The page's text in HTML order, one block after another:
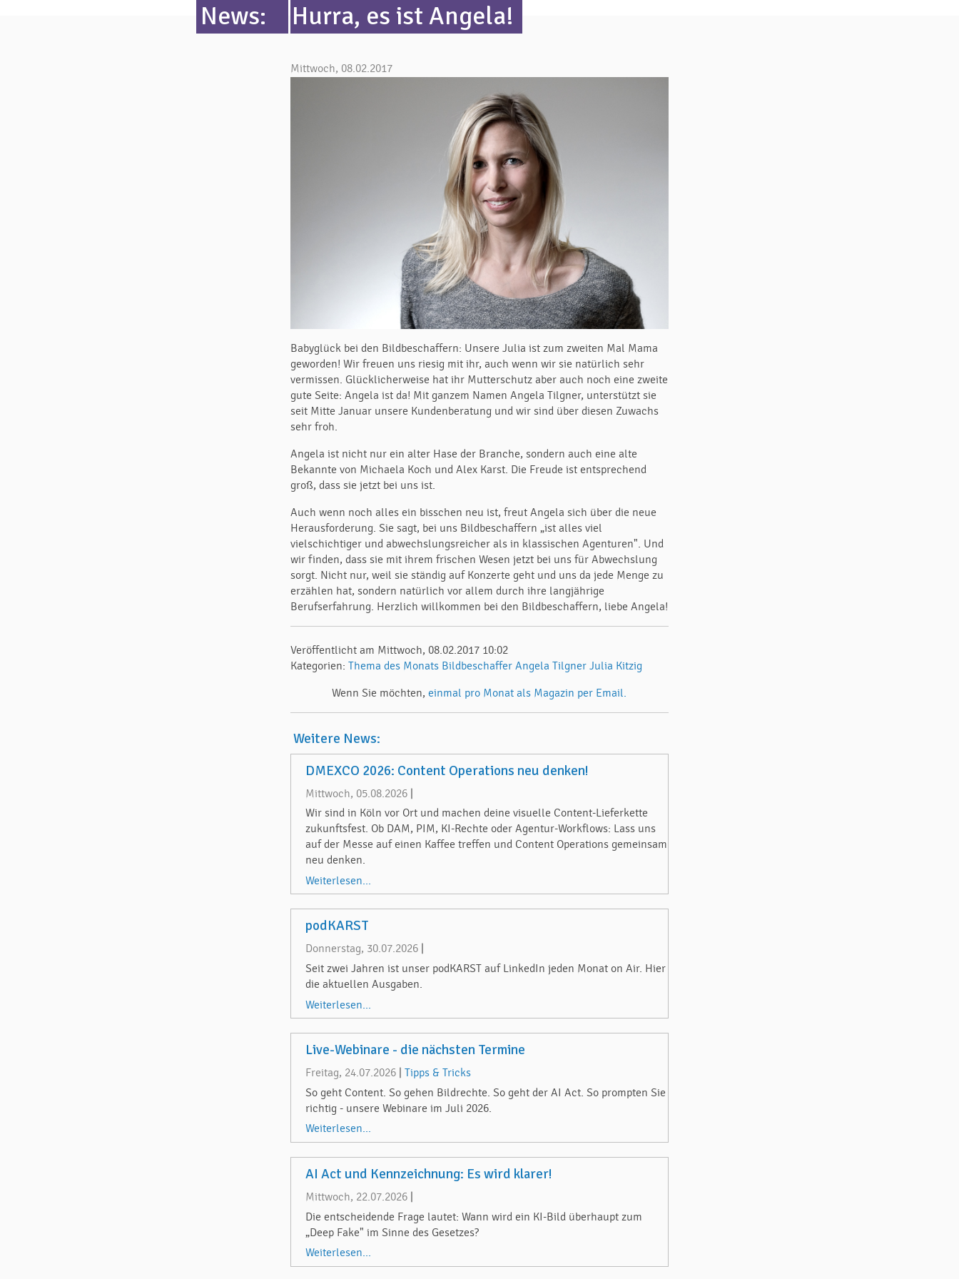
News: Hurra, es ist Angela!
Mittwoch, 08.02.2017
Babyglück bei den Bildbeschaffern: Unsere Julia ist zum zweiten Mal Mama
geworden! Wir freuen uns riesig mit ihr, auch wenn wir sie natürlich sehr
vermissen. Glücklicherweise hat ihr Mutterschutz aber auch noch eine zweite
gute Seite: Angela ist da! Mit ganzem Namen Angela Tilgner, unterstützt sie
seit Mitte Januar unsere Kundenberatung und wir sind über diesen Zuwachs
sehr froh.
Angela ist nicht nur ein alter Hase der Branche, sondern auch eine alte
Bekannte von Michaela Koch und Alex Karst. Die Freude ist entsprechend
groß, dass sie jetzt bei uns ist.
Auch wenn noch alles ein bisschen neu ist, freut Angela sich über die neue
Herausforderung. Sie sagt, bei uns Bildbeschaffern „ist alles viel
vielschichtiger und abwechslungsreicher als in klassischen Agenturen". Und
wir finden, dass sie mit ihrem frischen Wesen jetzt bei uns für Abwechslung
sorgt. Nicht nur, weil sie ständig auf Konzerte geht und uns da jede Menge zu
erzählen hat, sondern natürlich vor allem durch ihre langjährige
Berufserfahrung. Herzlich willkommen bei den Bildbeschaffern, liebe Angela!
Veröffentlicht am Mittwoch, 08.02.2017 10:02
Kategorien:Thema des Monats Bildbeschaffer Angela Tilgner Julia Kitzig
Wenn Sie möchten,einmal pro Monat als Magazin per Email.
Weitere News:
DMEXCO 2026: Content Operations neu denken!
Mittwoch, 05.08.2026
Wir sind in Köln vor Ort und machen deine visuelle Content-Lieferkette
zukunftsfest. Ob DAM, PIM, KI-Rechte oder Agentur-Workflows: Lass uns
auf der Messe auf einen Kaffee treffen und Content Operations gemeinsam
neu denken.
Weiterlesen...
podKARST
Donnerstag, 30.07.2026
Seit zwei Jahren ist unser podKARST auf LinkedIn jeden Monat on Air. Hier
die aktuellen Ausgaben.
Weiterlesen...
Live-Webinare - die nächsten Termine
Freitag, 24.07.2026 |Tipps & Tricks
So geht Content. So gehen Bildrechte. So geht der AI Act. So prompten Sie
richtig - unsere Webinare im Juli 2026.
Weiterlesen...
AI Act und Kennzeichnung: Es wird klarer!
Mittwoch, 22.07.2026
Die entscheidende Frage lautet: Wann wird ein KI-Bild überhaupt zum
„Deep Fake" im Sinne des Gesetzes?
Weiterlesen...